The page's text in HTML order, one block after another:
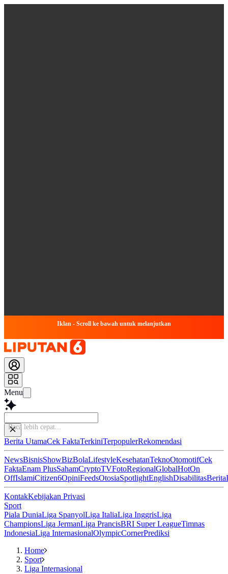
Iklan - Scroll ke bawah untuk melanjutkan
Menu
Simp
Berita UtamaCek FaktaTerkiniTerpopulerRekomendasi
NewsBisnisShowBizBolaLifestyleKesehatanTeknoOtomotifCek
FaktaEnam PlusSahamCryptoTVFotoRegionalGlobalHotOn
OffIslamiCitizen6OpiniFeedsOtosiaSpotlightEnglishDisabilitasBerita
KontakKebijakan Privasi
Sport
Piala DuniaLiga SpanyolLiga ItaliaLiga InggrisLiga
ChampionsLiga JermanLiga PrancisBRI Super LeagueTimnas
IndonesiaLiga InternasionalOlympicCornerPrediksi
Home
Sport
Liga Internasional